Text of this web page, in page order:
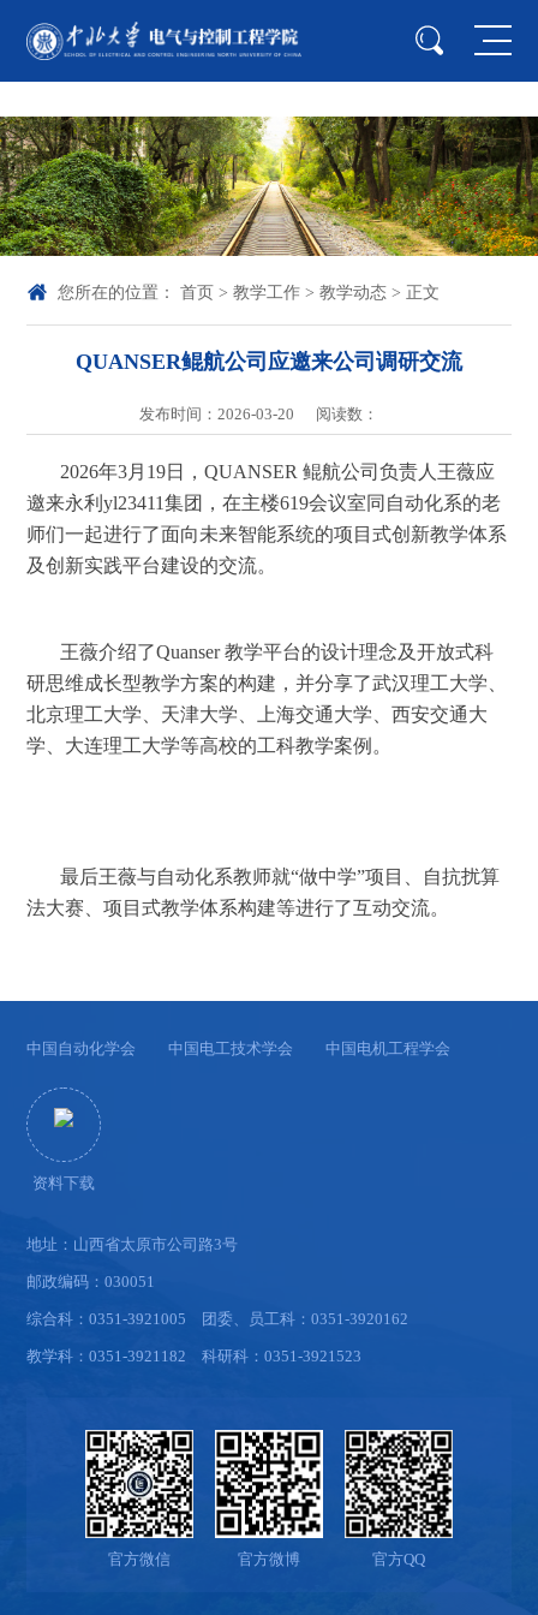
中国·yl23411(永利)集团官网-Officialwebsite
您所在的位置： 首页> 教学工作> 教学动态> 正文
QUANSER鲲航公司应邀来公司调研交流
发布时间：2026-03-20 阅读数：
2026年3月19日，QUANSER 鲲航公司负责人王薇应
邀来永利yl23411集团，在主楼619会议室同自动化系的老
师们一起进行了面向未来智能系统的项目式创新教学体系
及创新实践平台建设的交流。
王薇介绍了Quanser 教学平台的设计理念及开放式科
研思维成长型教学方案的构建，并分享了武汉理工大学、
北京理工大学、天津大学、上海交通大学、西安交通大
学、大连理工大学等高校的工科教学案例。
最后王薇与自动化系教师就“做中学”项目、自抗扰算
法大赛、项目式教学体系构建等进行了互动交流。
中国自动化学会 中国电工技术学会 中国电机工程学会
资料下载
地址：山西省太原市公司路3号
邮政编码：030051
综合科：0351-3921005 团委、员工科：0351-3920162
教学科：0351-3921182 科研科：0351-3921523
官方微信 官方微博 官方QQ